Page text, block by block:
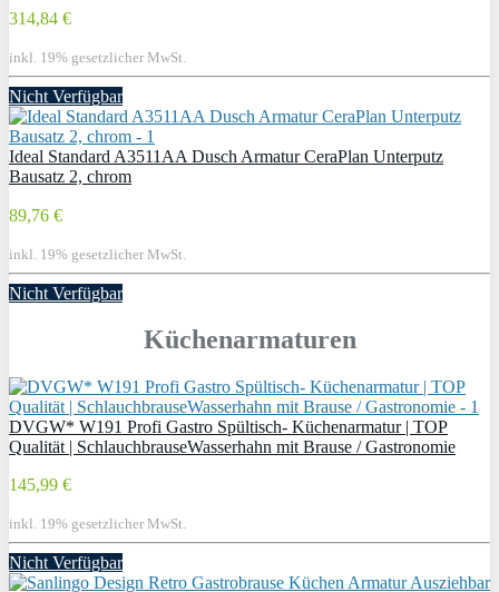
314,84 €
inkl. 19% gesetzlicher MwSt.
Nicht Verfügbar
Ideal Standard A3511AA Dusch Armatur CeraPlan Unterputz
Bausatz 2, chrom
89,76 €
inkl. 19% gesetzlicher MwSt.
Nicht Verfügbar
Küchenarmaturen
DVGW* W191 Profi Gastro Spültisch- Küchenarmatur | TOP
Qualität | SchlauchbrauseWasserhahn mit Brause / Gastronomie
145,99 €
inkl. 19% gesetzlicher MwSt.
Nicht Verfügbar